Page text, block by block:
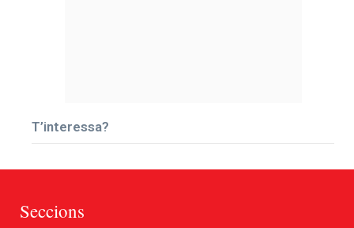
T’interessa?
Seccions